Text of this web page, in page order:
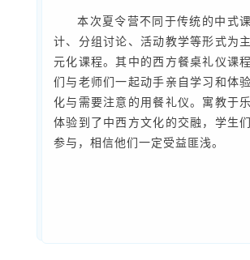
本次夏令营不同于传统的中式
计、分组讨论、活动教学等形式为
元化课程。其中的西方餐桌礼仪课
们与老师们一起动手亲自学习和体
化与需要注意的用餐礼仪。寓教于
体验到了中西方文化的交融，学生
参与，相信他们一定受益匪浅。